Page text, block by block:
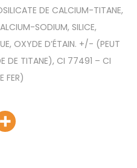
DE CALCIUM-TITANE,
SODIUM, SILICE,
OXYDE D’ÉTAIN. +/- (PEUT
DE TITANE), CI 77491 – CI
FER)